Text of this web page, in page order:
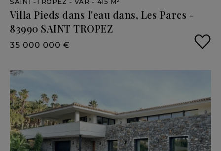
Villa Pieds dans l'eau dans, Les Parcs -
83990 SAINT TROPEZ
35 000 000 €